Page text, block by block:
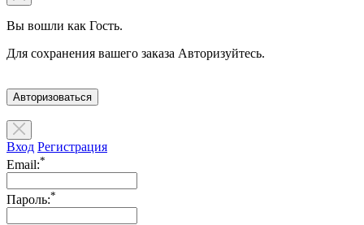
Вы вошли как Гость.
Для сохранения вашего заказа Авторизуйтесь.
Авторизоваться
Вход Регистрация
Email:*
Пароль:*